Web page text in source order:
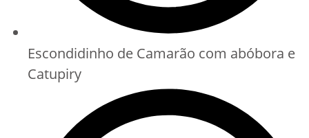
Escondidinho de Camarão com abóbora e
Catupiry